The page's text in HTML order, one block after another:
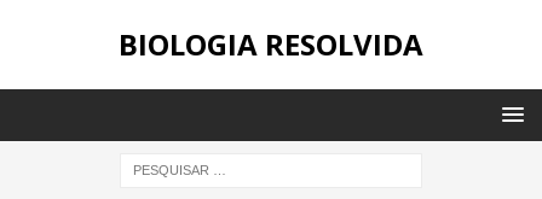
BIOLOGIA RESOLVIDA